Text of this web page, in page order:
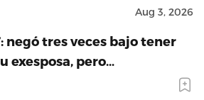
Aug 3, 2026
negó tres veces bajo tener
exesposa, pero…